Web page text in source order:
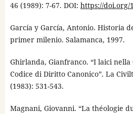
46 (1989): 7-67. DOI: https://doi.org/
García y García, Antonio. Historia
primer milenio. Salamanca, 1997.
Ghirlanda, Gianfranco. “I laici nella
Codice di Diritto Canonico”. La
(1983): 531-543.
Magnani, Giovanni. “La théologie